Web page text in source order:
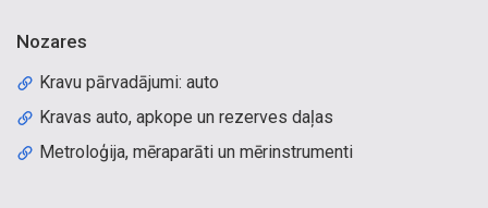
Nozares
Kravu pārvadājumi: auto
Kravas auto, apkope un rezerves daļas
Metroloģija, mēraparāti un mērinstrumenti